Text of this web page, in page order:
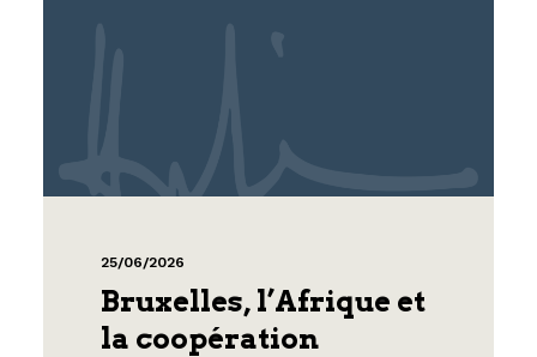
25/06/2026
Bruxelles, l’Afrique et
la coopération